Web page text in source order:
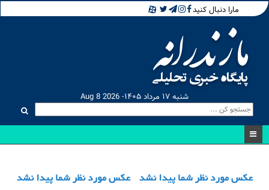
مارا دنبال کنید
شنبه ۱۷ مرداد ۱۴۰۵- Aug 8 2026